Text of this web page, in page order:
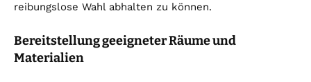
reibungslose Wahl abhalten zu können.
Bereitstellung geeigneter Räume und
Materialien